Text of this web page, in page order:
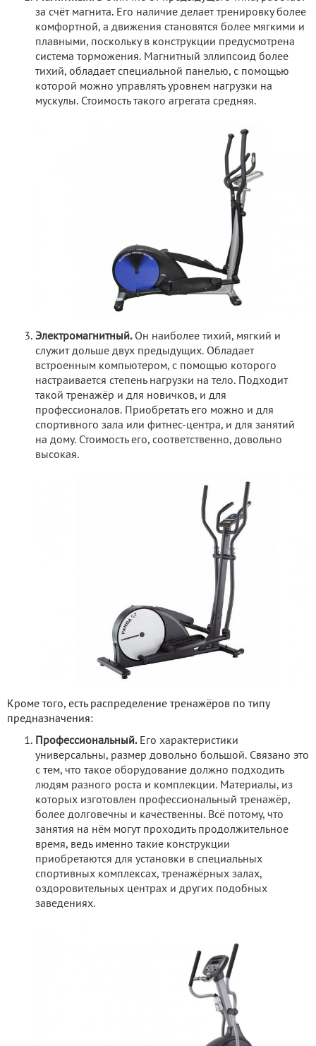
за счёт магнита. Его наличие делает тренировку более
комфортной, а движения становятся более мягкими и
плавными, поскольку в конструкции предусмотрена
система торможения. Магнитный эллипсоид более
тихий, обладает специальной панелью, с помощью
которой можно управлять уровнем нагрузки на
мускулы. Стоимость такого агрегата средняя.
Электромагнитный.Он наиболее тихий, мягкий и
служит дольше двух предыдущих. Обладает
встроенным компьютером, с помощью которого
настраивается степень нагрузки на тело. Подходит
такой тренажёр и для новичков, и для
профессионалов. Приобретать его можно и для
спортивного зала или фитнес-центра, и для занятий
на дому. Стоимость его, соответственно, довольно
высокая.
Кроме того, есть распределение тренажёров по типу
предназначения:
Профессиональный. Его характеристики
универсальны, размер довольно большой. Связано это
с тем, что такое оборудование должно подходить
людям разного роста и комплекции. Материалы, из
которых изготовлен профессиональный тренажёр,
более долговечны и качественны. Всё потому, что
занятия на нём могут проходить продолжительное
время, ведь именно такие конструкции
приобретаются для установки в специальных
спортивных комплексах, тренажёрных залах,
оздоровительных центрах и других подобных
заведениях.